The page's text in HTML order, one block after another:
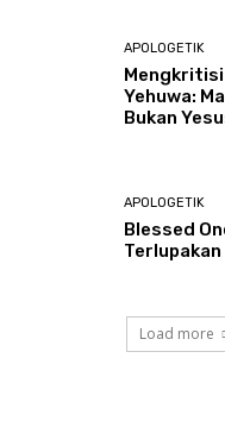
APOLOGETIK
Mengkritisi
Yehuwa:
Bukan
APOLOGETIK
Blessed
Terlupakan
Load more